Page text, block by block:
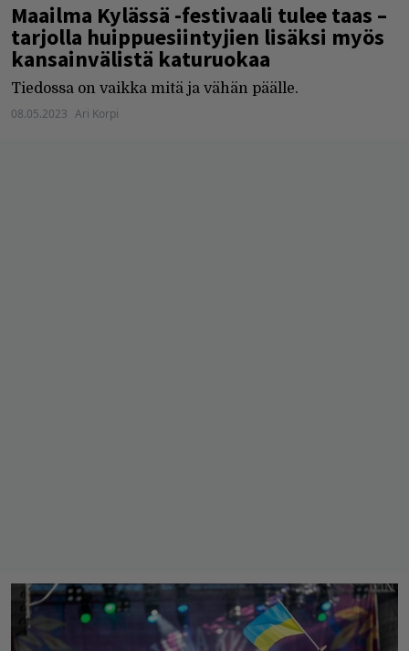
Maailma Kylässä -festivaali tulee taas –
tarjolla huippuesiintyjien lisäksi myös
kansainvälistä katuruokaa
Tiedossa on vaikka mitä ja vähän päälle.
08.05.2023 Ari Korpi